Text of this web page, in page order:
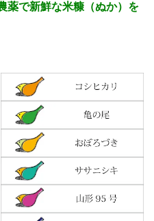
薬で新鮮な米糠（ぬか）を